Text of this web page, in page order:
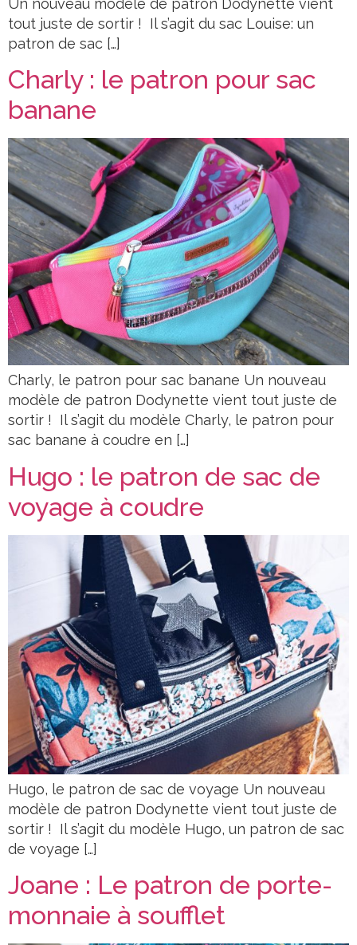
tout juste de sortir ! Il s’agit du sac Louise: un
patron de sac […]
Charly : le patron pour sac
banane
Charly, le patron pour sac banane Un nouveau
modèle de patron Dodynette vient tout juste de
sortir ! Il s’agit du modèle Charly, le patron pour
sac banane à coudre en […]
Hugo : le patron de sac de
voyage à coudre
Hugo, le patron de sac de voyage Un nouveau
modèle de patron Dodynette vient tout juste de
sortir ! Il s’agit du modèle Hugo, un patron de sac
de voyage […]
Joane : Le patron de porte-
monnaie à soufflet